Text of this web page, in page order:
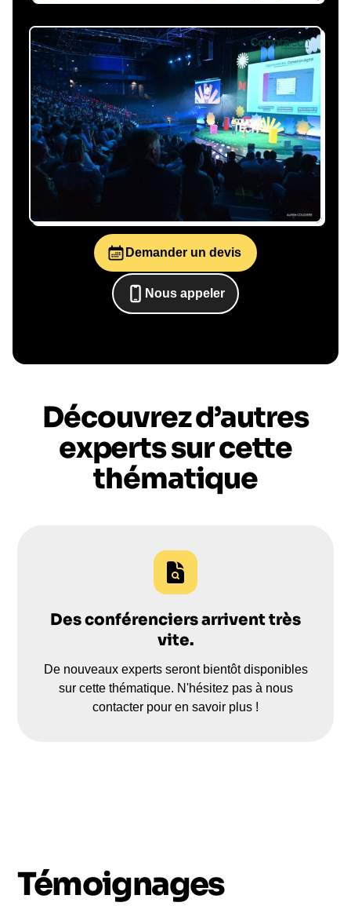
Nous nous occupons de
tout
Gestion du planning, échanges avec le
conférencier, coordination logistique : vous
êtes accompagné à chaque étape, sans perte
de temps ni complication.
Le conférencier vient à
parole impactante, engageante et sur-mesure
Demander un devis
Nous appeler
0652698481
Découvrez d’autres
experts sur cette
thématique
Des conférenciers arrivent très
vite.
De nouveaux experts seront bientôt disponibles
sur cette thématique. N'hésitez pas à nous
contacter pour en savoir plus !
Témoignages